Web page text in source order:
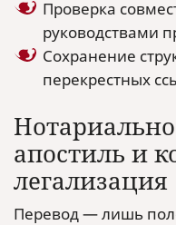
Проверка
руководствами
Сохранение
перекрестных
апостиль и
легализация
Перевод — лишь